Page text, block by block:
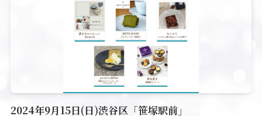
2024年9月15日(日)渋谷区「笹塚駅前」